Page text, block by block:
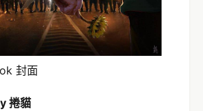
封面
捲貓